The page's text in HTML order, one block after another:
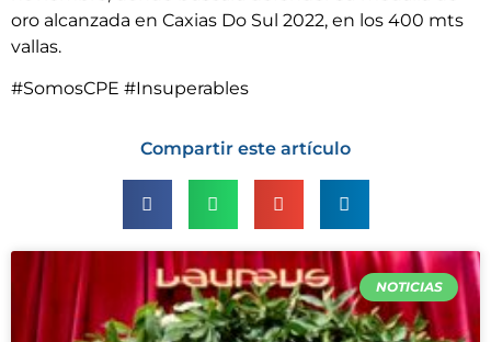
oro alcanzada en Caxias Do Sul 2022, en los 400 mts
vallas.
#SomosCPE #Insuperables
Compartir este artículo
NOTICIAS